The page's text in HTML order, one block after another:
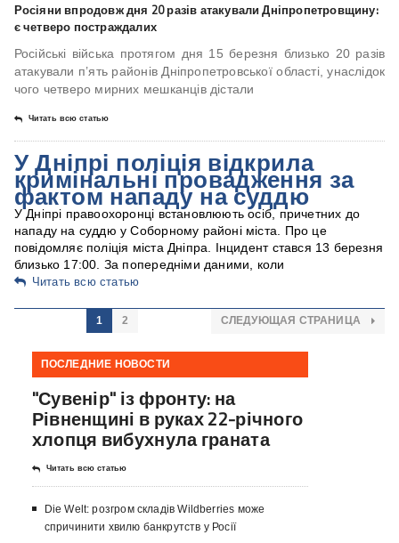
Росіяни впродовж дня 20 разів атакували Дніпропетровщину:
є четверо постраждалих
Російські війська протягом дня 15 березня близько 20 разів
атакували п’ять районів Дніпропетровської області, унаслідок
чого четверо мирних мешканців дістали
Читать всю статью
У Дніпрі поліція відкрила
кримінальні провадження за
фактом нападу на суддю
У Дніпрі правоохоронці встановлюють осіб, причетних до
нападу на суддю у Соборному районі міста. Про це
повідомляє поліція міста Дніпра. Інцидент стався 13 березня
близько 17:00. За попередніми даними, коли
Читать всю статью
1 2 СЛЕДУЮЩАЯ СТРАНИЦА
ПОСЛЕДНИЕ НОВОСТИ
"Сувенір" із фронту: на
Рівненщині в руках 22-річного
хлопця вибухнула граната
Читать всю статью
Die Welt: розгром складів Wildberries може
спричинити хвилю банкрутств у Росії